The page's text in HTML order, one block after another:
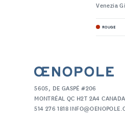
Venezia
ROUGE
5605, DE GASPÉ #206
MONTRÉAL QC H2T 2A4 CANADA
514 276 1818